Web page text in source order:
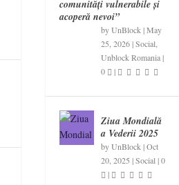
comunități vulnerabile și
acoperă nevoi”
byUnBlock |May
25, 2026|Social
Unblock Romania|
0
|
Ziua Mondială
a Vederii 2025
byUnBlock |Oct
20, 2025 |Social |0
|